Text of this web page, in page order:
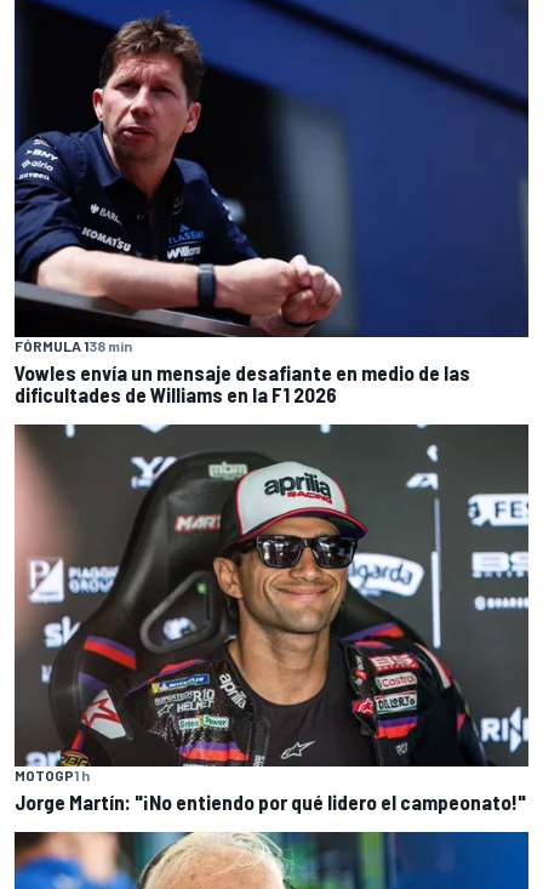
FÓRMULA 138 min
Vowles envía un mensaje desafiante en medio de las
dificultades de Williams en la F1 2026
MOTOGP1 h
Jorge Martín: "¡No entiendo por qué lidero el campeonato!"